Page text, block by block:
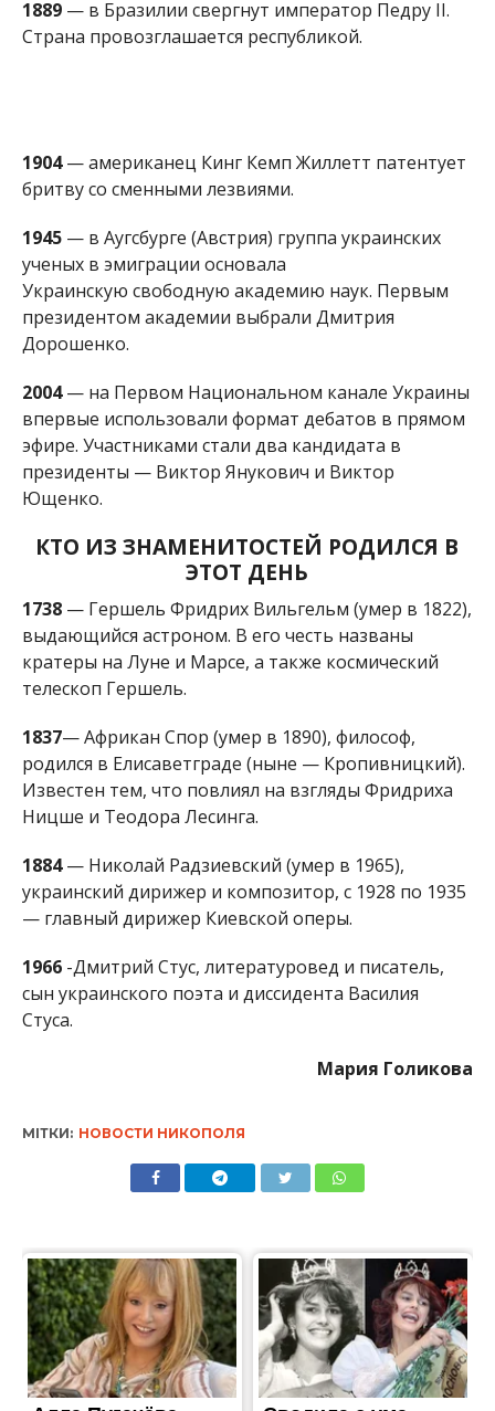
1889— в Бразилии свергнут император Педру II.
Страна провозглашается республикой.
1945—в Аугсбурге (Австрия) группа украинских
ученых в эмиграции основала
президентом академиивыбралиДмитрия
Дорошенко.
2004—на Первом Национальном канале Украины
впервые использовали формат дебатов в прямом
президенты — Виктор Янукович и Виктор
Ющенко.
КТО ИЗ ЗНАМЕНИТОСТЕЙ РОДИЛСЯ В
Гершель Фридрих Вильгельм (умер в 1822),
выдающийся астроном. В его честь названы
кратеры на Луне и Марсе, а также
телескопГершель.
1837— Африкан Спор (умер в 1890), философ,
родился в Елисаветграде (ныне — Кропивницкий).
Ницше и Теодора Лесинга.
1884—Николай Радзиевский (умер в 1965),
украинский дирижер и композитор, с
1966-Дмитрий Стус, литературовед и писатель,
сын украинского поэта и диссидента Василия
Мария Голикова